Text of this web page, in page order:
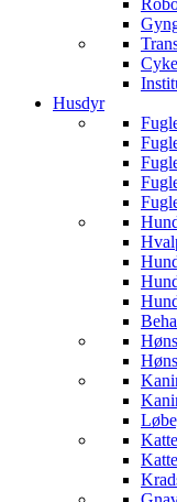
Husdyr
Høns
Katte